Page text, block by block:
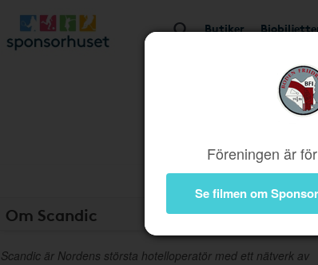
Butiker
Föreningen är
Se filmen om
Om Scandic
Scandic är Nordens största hotelloperatör med ett nätverk av